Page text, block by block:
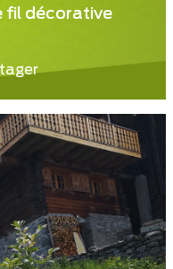
fil décorative